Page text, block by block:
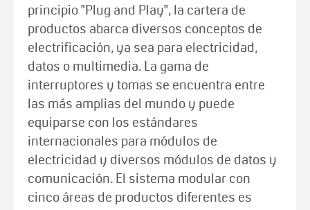
principio "Plug and Play", la cartera de
productos abarca diversos conceptos de
electrificación, ya sea para electricidad,
datos o multimedia. La gama de
interruptores y tomas se encuentra entre
las más amplias del mundo y puede
equiparse con los estándares
internacionales para módulos de
electricidad y diversos módulos de datos y
comunicación. El sistema modular con
cinco áreas de productos diferentes es